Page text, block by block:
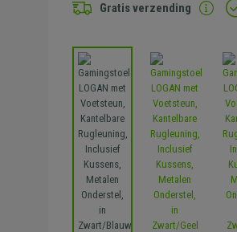
Gratis verzending